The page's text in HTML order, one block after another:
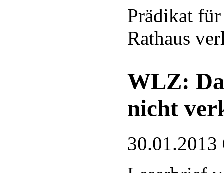
Prädikat
Rathaus
WLZ:
nicht
30.01.2013